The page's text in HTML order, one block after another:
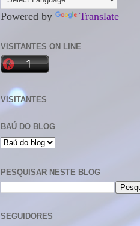
Powered by Translate
VISITANTES ON LINE
VISITANTES
BAÚ DO BLOG
PESQUISAR NESTE BLOG
SEGUIDORES